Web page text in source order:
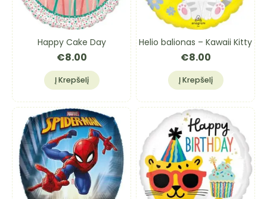
Happy Cake Day
€8.00
Į Krepšelį
Helio balionas – Kawaii Kitty
€8.00
Į Krepšelį